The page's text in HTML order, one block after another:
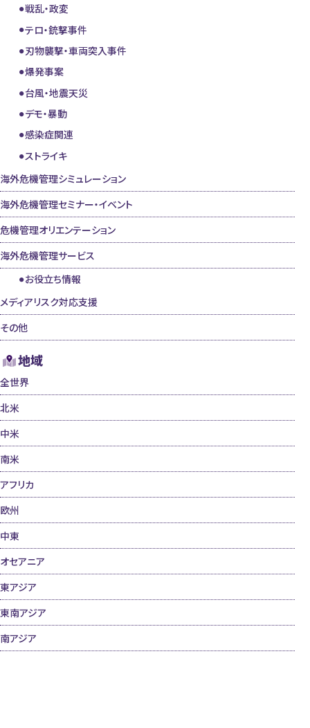
戦乱・政変
テロ・銃撃事件
刃物襲撃・車両突入事件
爆発事案
台風・地震天災
デモ・暴動
感染症関連
ストライキ
海外危機管理シミュレーション
海外危機管理セミナー・イベント
危機管理オリエンテーション
海外危機管理サービス
お役立ち情報
メディアリスク対応支援
その他
地域
全世界
北米
中米
南米
アフリカ
欧州
中東
オセアニア
東アジア
東南アジア
南アジア